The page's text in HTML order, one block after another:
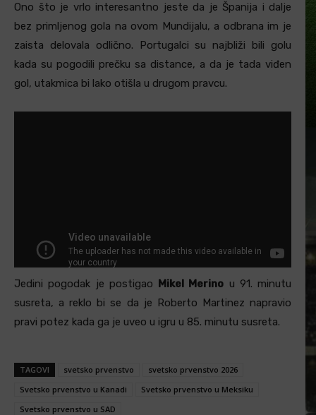
Ono što je vrlo interesantno jeste da je Španija i dalje
bez primljenog gola na ovom Mundijalu, a odbrana im je
zaista delovala odlično. Portugalci su najbliži bili golu
kada su pogodili prečku sa distance, a da je tada viđen
gol, utakmica bi lako otišla u drugom pravcu.
Jedini pogodak je postigao Mikel Merino u 91. minutu
susreta, a reklo bi se da je Roberto Martinez napravio
pravi potez kada ga je uveo u igru u 85. minutu susreta.
TAGOVI svetsko prvenstvo
svetsko prvenstvo 2026
Svetsko prvenstvo u Kanadi
Svetsko prvenstvo u Meksiku
Svetsko prvenstvo u SAD